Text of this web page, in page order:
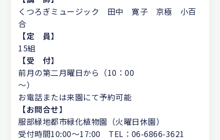
くつろぎミュージック 田中 寛子 京極 小百
合
【定 員】
15組
【受 付】
前月の第二月曜日から（10：00
～
お電話または来園にて予約可能
【お問合せ】
服部緑地都市緑化植物園（火曜日休園）
受付時間10:00～17:00 TEL：06-6866-3621